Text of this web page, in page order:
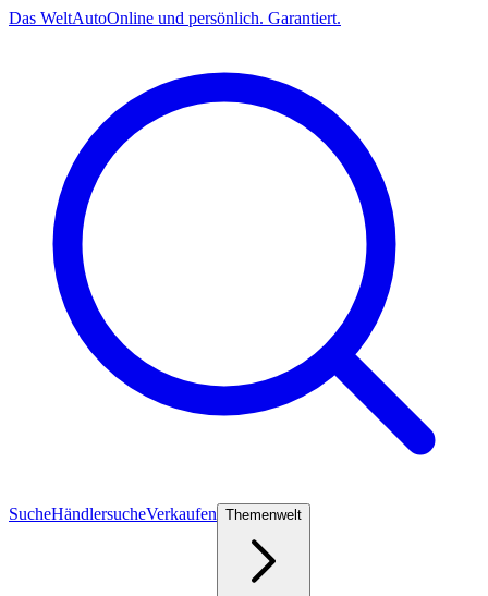
Das WeltAutoOnline und persönlich. Garantiert.
SucheHändlersucheVerkaufen Themenwelt